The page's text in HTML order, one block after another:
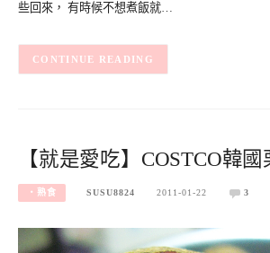
些回來， 有時候不想煮飯就…
CONTINUE READING
【就是愛吃】COSTCO韓國
‧熟食 SUSU8824 2011-01-22 3